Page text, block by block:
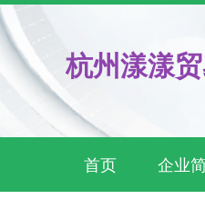
杭州漾漾
首页 企业